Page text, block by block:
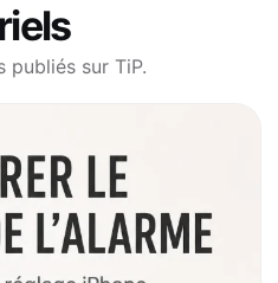
publiés sur TiP.